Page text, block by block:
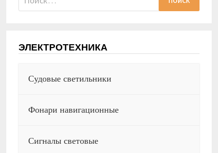
ЭЛЕКТРОТЕХНИКА
Судовые светильники
Фонари навигационные
Сигналы световые